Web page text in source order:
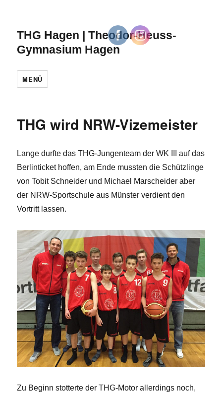
THG Hagen | Theodor-Heuss-
Gymnasium Hagen
MENÜ
THG wird NRW-Vizemeister
Lange durfte das THG-Jungenteam der WK III auf das
Berlinticket hoffen, am Ende mussten die Schützlinge
von Tobit Schneider und Michael Marscheider aber
der NRW-Sportschule aus Münster verdient den
Vortritt lassen.
Zu Beginn stotterte der THG-Motor allerdings noch,